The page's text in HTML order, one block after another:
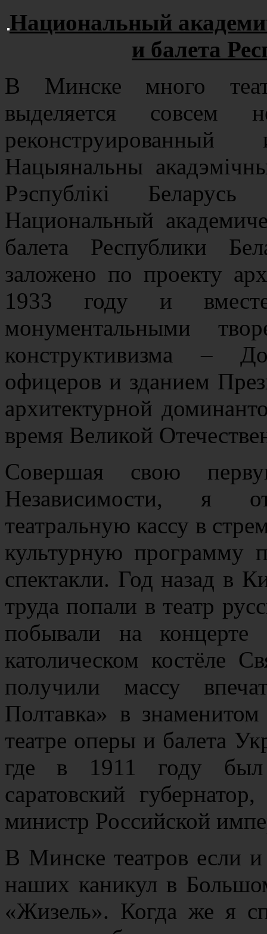
Национальный
и балета
В Минске много
выделяется совсем
Нацыянальны
Рэспублікі
Национальный
балета Республики
заложено по проекту
1933 году и
монументальными
конструктивизма –
офицеров и зданием
архитектурной
время Великой
Совершая свою
Независимости, я
театральную кассу в
культурную программу
спектакли. Год назад в
труда попали в театр
побывали на
католическом костёле
получили массу
Полтавка» в
театре оперы и балета
где в 1911 году был
саратовский
министр Российской
В Минске театров если
наших каникул в
«Жизель». Когда же я